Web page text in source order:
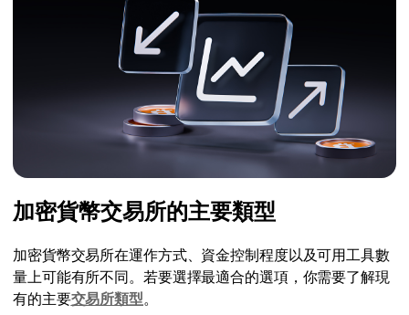
加密貨幣交易所的主要類型
加密貨幣交易所在運作方式、資金控制程度以及可用工具數
量上可能有所不同。若要選擇最適合的選項，你需要了解現
有的主要交易所類型。